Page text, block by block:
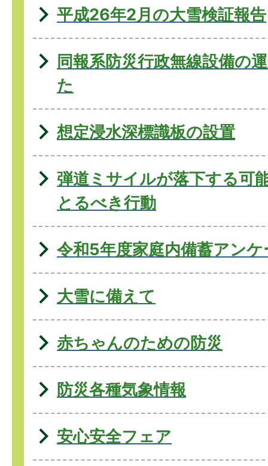
平成26年2月の大雪検証報告
同報系防災行政無線設備の
た
想定浸水深標識板の設置
弾道ミサイルが落下する可
とるべき行動
令和5年度家庭内備蓄アンケ
大雪に備えて
赤ちゃんのための防災
防災各種気象情報
安心安全フェア